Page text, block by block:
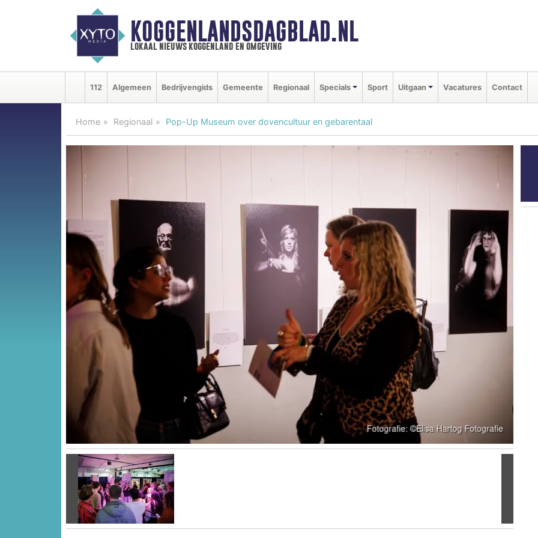
KOGGENLANDSDAGBLAD.NL
lokaal nieuws koggenland en omgeving
112 Algemeen Bedrijvengids Gemeente Regionaal Specials Sport Uitgaan Vacatures Contact
Home Regionaal Pop-Up Museum over dovencultuur en gebarentaal
Vorige